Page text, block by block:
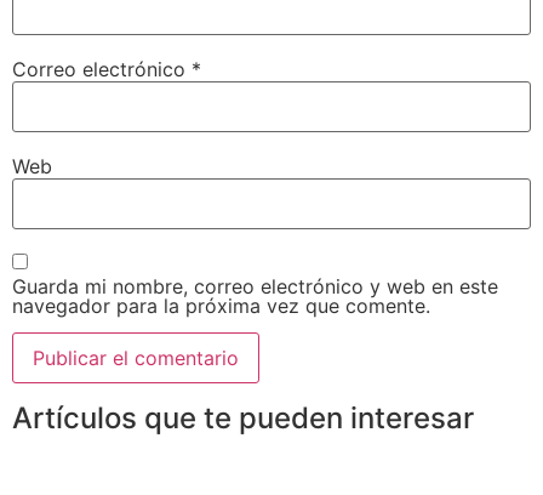
Correo electrónico *
Web
Guarda mi nombre, correo electrónico y web en este
navegador para la próxima vez que comente.
Artículos que te pueden interesar